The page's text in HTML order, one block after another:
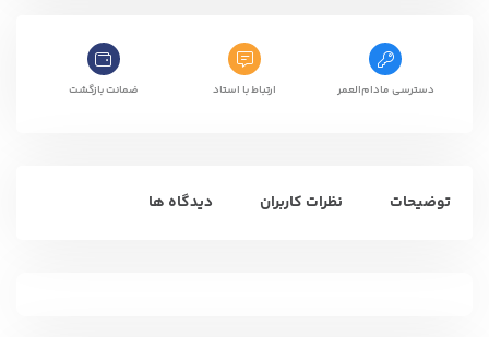
دسترسی مادام‌العمر ارتباط با استاد ضمانت بازگشت
توضیحات نظرات کاربران دیدگاه ها